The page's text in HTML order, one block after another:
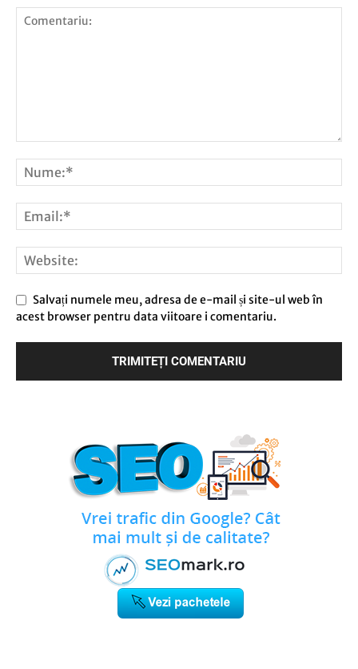
Salvați numele meu, adresa de e-mail și site-ul web în
acest browser pentru data viitoare i comentariu.